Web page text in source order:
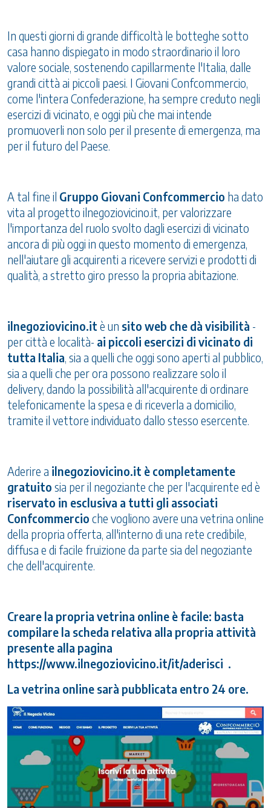
In questi giorni di grande difficoltà le botteghe sotto
casa hanno dispiegato in modo straordinario il loro
valore sociale, sostenendo capillarmente l'Italia, dalle
grandi città ai piccoli paesi. I Giovani Confcommercio,
come l'intera Confederazione, ha sempre creduto negli
esercizi di vicinato, e oggi più che mai intende
promuoverli non solo per il presente di emergenza, ma
per il futuro del Paese.
A tal fine il Gruppo Giovani Confcommercio ha dato
vita al progetto ilnegoziovicino.it, per valorizzare
l'importanza del ruolo svolto dagli esercizi di vicinato
ancora di più oggi in questo momento di emergenza,
nell'aiutare gli acquirenti a ricevere servizi e prodotti di
qualità, a stretto giro presso la propria abitazione.
ilnegoziovicino.it è un sito web che dà visibilità -
per città e località- ai piccoli esercizi di vicinato di
tutta Italia, sia a quelli che oggi sono aperti al pubblico,
sia a quelli che per ora possono realizzare solo il
delivery, dando la possibilità all'acquirente di ordinare
telefonicamente la spesa e di riceverla a domicilio,
tramite il vettore individuato dallo stesso esercente.
Aderire a ilnegoziovicino.it è completamente
gratuito sia per il negoziante che per l'acquirente ed è
riservato in esclusiva a tutti gli associati
Confcommercio che vogliono avere una vetrina online
della propria offerta, all'interno di una rete credibile,
diffusa e di facile fruizione da parte sia del negoziante
che dell'acquirente.
Creare la propria vetrina online è facile: basta
compilare la scheda relativa alla propria attività
presente alla pagina
https://www.ilnegoziovicino.it/it/aderisci .
La vetrina online sarà pubblicata entro 24 ore.